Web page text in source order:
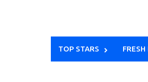
TOP STARS FRESH